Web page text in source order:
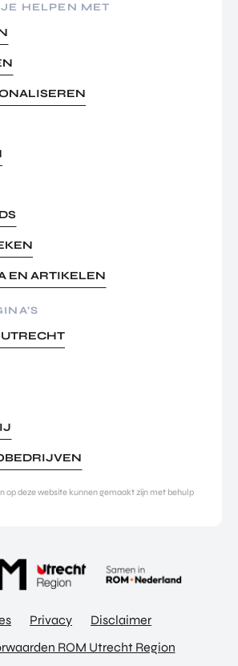
HELPEN MET
EN ARTIKELEN
op deze website kunnen gemaakt zijn met behulp
Privacy
Disclaimer
ROM Utrecht Region